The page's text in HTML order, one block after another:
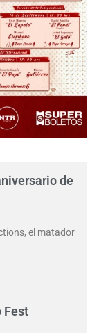
de
el matador
Fest